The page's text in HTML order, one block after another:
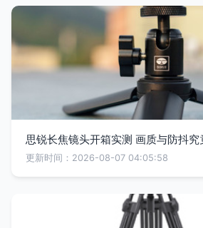
思锐长焦镜头开箱实测 画质与防抖究
更新时间：2026-08-07 04:05:58